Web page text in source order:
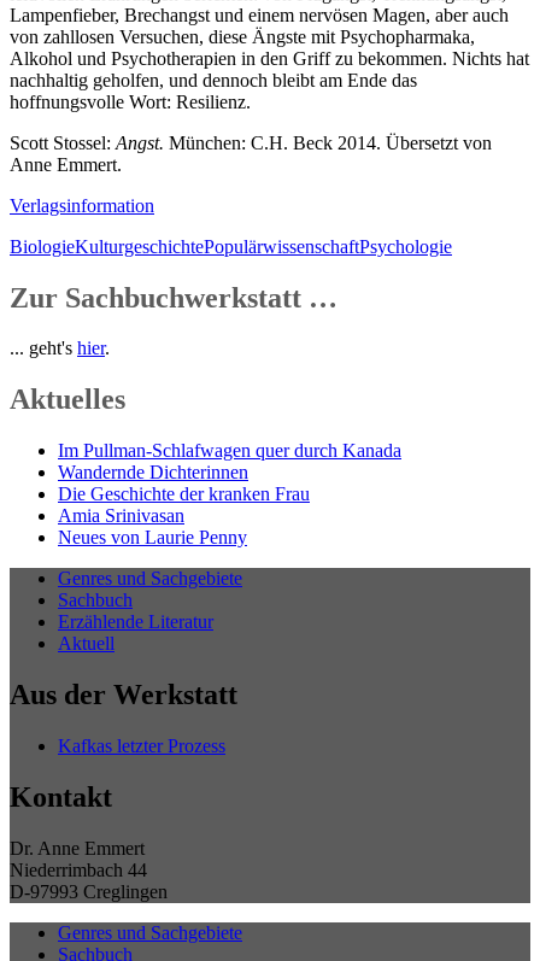
Lampenfieber, Brechangst und einem nervösen Magen, aber auch
von zahllosen Versuchen, diese Ängste mit Psychopharmaka,
Alkohol und Psychotherapien in den Griff zu bekommen. Nichts hat
nachhaltig geholfen, und dennoch bleibt am Ende das
hoffnungsvolle Wort: Resilienz.
Scott Stossel: Angst. München: C.H. Beck 2014. Übersetzt von
Anne Emmert.
Verlagsinformation
BiologieKulturgeschichtePopulärwissenschaftPsychologie
Zur Sachbuchwerkstatt …
... geht's hier.
Aktuelles
Im Pullman-Schlafwagen quer durch Kanada
Wandernde Dichterinnen
Die Geschichte der kranken Frau
Amia Srinivasan
Neues von Laurie Penny
Genres und Sachgebiete
Sachbuch
Erzählende Literatur
Aktuell
Aus der Werkstatt
Kafkas letzter Prozess
Kontakt
Dr. Anne Emmert
Niederrimbach 44
D-97993 Creglingen
Genres und Sachgebiete
Sachbuch